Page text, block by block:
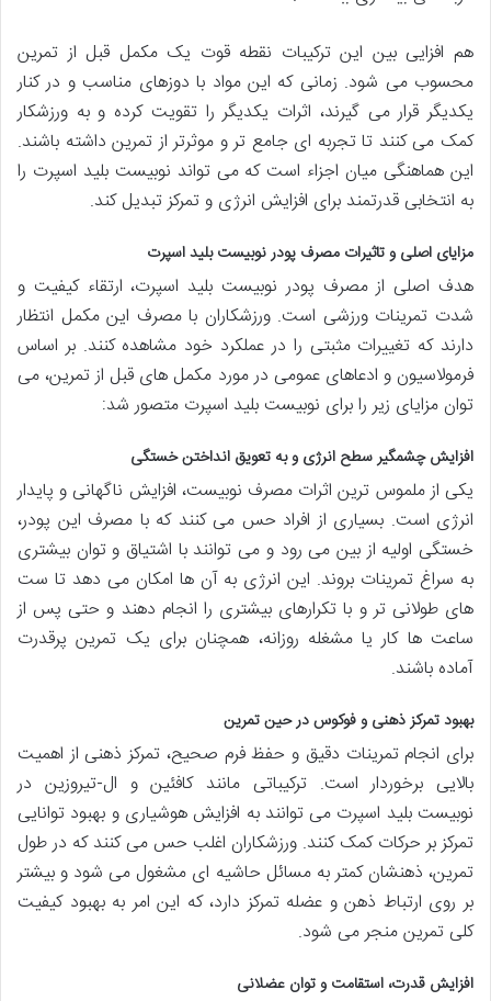
هم افزایی بین این ترکیبات نقطه قوت یک مکمل قبل از تمرین
محسوب می شود. زمانی که این مواد با دوزهای مناسب و در کنار
یکدیگر قرار می گیرند، اثرات یکدیگر را تقویت کرده و به ورزشکار
کمک می کنند تا تجربه ای جامع تر و موثرتر از تمرین داشته باشند.
این هماهنگی میان اجزاء است که می تواند نوبیست بلید اسپرت را
به انتخابی قدرتمند برای افزایش انرژی و تمرکز تبدیل کند.
مزایای اصلی و تاثیرات مصرف پودر نوبیست بلید اسپرت
هدف اصلی از مصرف پودر نوبیست بلید اسپرت، ارتقاء کیفیت و
شدت تمرینات ورزشی است. ورزشکاران با مصرف این مکمل انتظار
دارند که تغییرات مثبتی را در عملکرد خود مشاهده کنند. بر اساس
فرمولاسیون و ادعاهای عمومی در مورد مکمل های قبل از تمرین، می
توان مزایای زیر را برای نوبیست بلید اسپرت متصور شد:
افزایش چشمگیر سطح انرژی و به تعویق انداختن خستگی
یکی از ملموس ترین اثرات مصرف نوبیست، افزایش ناگهانی و پایدار
انرژی است. بسیاری از افراد حس می کنند که با مصرف این پودر،
خستگی اولیه از بین می رود و می توانند با اشتیاق و توان بیشتری
به سراغ تمرینات بروند. این انرژی به آن ها امکان می دهد تا ست
های طولانی تر و با تکرارهای بیشتری را انجام دهند و حتی پس از
ساعت ها کار یا مشغله روزانه، همچنان برای یک تمرین پرقدرت
آماده باشند.
بهبود تمرکز ذهنی و فوکوس در حین تمرین
برای انجام تمرینات دقیق و حفظ فرم صحیح، تمرکز ذهنی از اهمیت
بالایی برخوردار است. ترکیباتی مانند کافئین و ال-تیروزین در
نوبیست بلید اسپرت می توانند به افزایش هوشیاری و بهبود توانایی
تمرکز بر حرکات کمک کنند. ورزشکاران اغلب حس می کنند که در طول
تمرین، ذهنشان کمتر به مسائل حاشیه ای مشغول می شود و بیشتر
بر روی ارتباط ذهن و عضله تمرکز دارد، که این امر به بهبود کیفیت
کلی تمرین منجر می شود.
افزایش قدرت، استقامت و توان عضلانی